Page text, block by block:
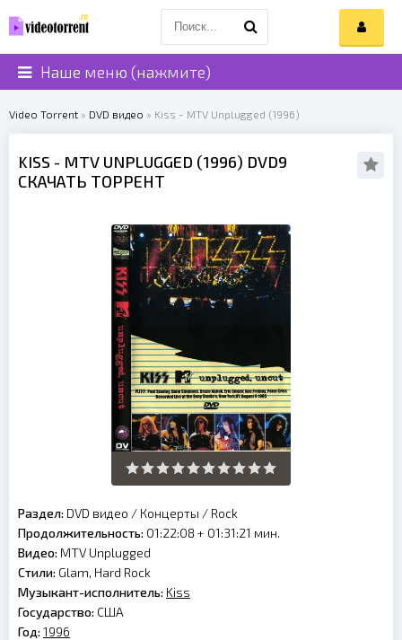
Наше меню (нажмите)
Video Torrent » DVD видео » Kiss - MTV Unplugged (1996)
KISS - MTV UNPLUGGED (1996) DVD9
СКАЧАТЬ ТОРРЕНТ
Раздел: DVD видео / Концерты / Rock
Продолжительность: 01:22:08 + 01:31:21 мин.
Видео: MTV Unplugged
Стили: Glam, Hard Rock
Музыкант-исполнитель: Kiss
Государство: США
Год: 1996